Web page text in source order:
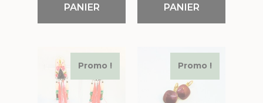
PANIER
PANIER
Promo ! Promo !